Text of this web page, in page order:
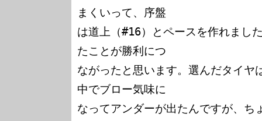
まくいって、序盤
は道上（#16）とペースを作れまし
たことが勝利につ
ながったと思います。選んだタイヤ
中でブロー気味に
なってアンダーが出たんですが、ち